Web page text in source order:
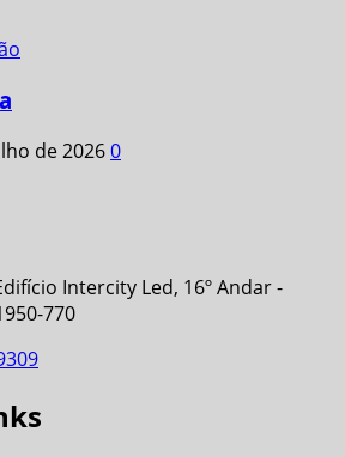
de 20260
Intercity Led, 16º Andar -
770